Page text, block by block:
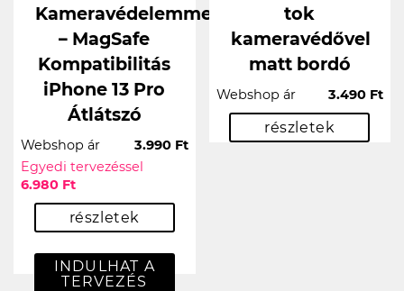
Kameravédelemmel
– MagSafe
Kompatibilitás
iPhone 13 Pro
Átlátszó
Webshop ár
3.990 Ft
Egyedi tervezéssel
6.980 Ft
részletek
INDULHAT A
TERVEZÉS
tok
kameravédővel
matt bordó
Webshop ár 3.490 Ft
részletek